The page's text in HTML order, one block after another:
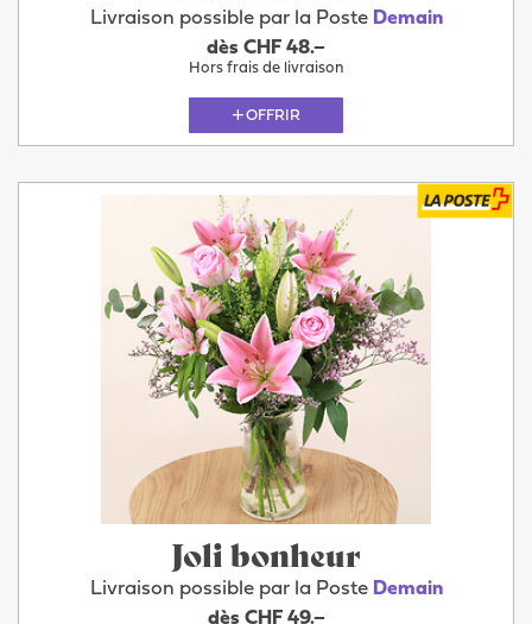
Livraison possible par la Poste Demain
dès CHF 48.–
Hors frais de livraison
OFFRIR
Joli bonheur
Livraison possible par la Poste Demain
dès CHF 49.–